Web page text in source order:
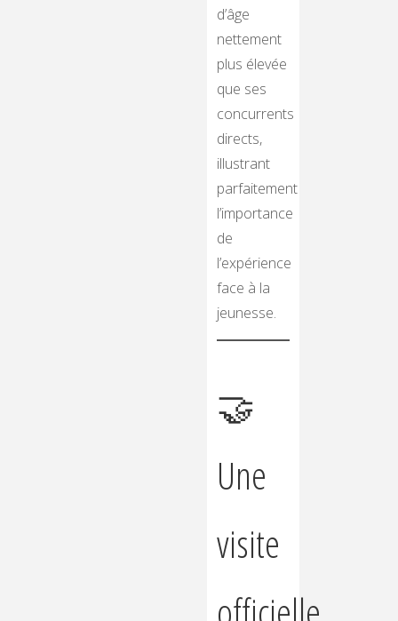
d’âge
nettement
plus élevée
que ses
concurrents
directs,
illustrant
parfaitement
l’importance
de
l’expérience
face à la
jeunesse.
🤝
Une
visite